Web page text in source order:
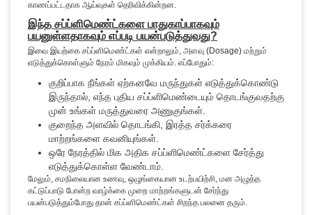
காணப்பட்டதாக ஆய்வுகள் தெரிவிக்கின்றன.
இந்த சப்ப்ளிமெண்ட்களை பாதுகாப்பாகவும்
பயனுள்ளதாகவும் எப்படி பயன்படுத்துவது?
இவை இயற்கை சப்ப்ளிமெண்ட்கள் என்றாலும், அளவு (Dosage) மற்றும்
எடுத்துக்கொள்ளும் நேரம் மிகவும் முக்கியம். எப்போதும்:
குறிப்பாக நீங்கள் ஏற்கனவே மருந்துகள் எடுத்துக்கொண்டு
இருந்தால், எந்த புதிய சப்ப்ளிமெண்டையும் தொடங்குவதற்கு
முன் உங்கள் மருத்துவரை அணுகுங்கள்.
குறைந்த அளவில் தொடங்கி, இரத்த சர்க்கரை
மாற்றங்களை கவனியுங்கள்.
ஒரே நேரத்தில் மிக அதிக சப்ப்ளிமெண்ட்களை சேர்த்து
எடுத்துக்கொள்ள வேண்டாம்.
மேலும், சமநிலையான உணவு, ஒழுங்கையான உடற்பயிற்சி, மன அழுத்த
கட்டுப்பாடு போன்ற வாழ்க்கை முறை மாற்றங்களுடன் சேர்ந்து
பயன்படுத்தும்போது தான் சப்ப்ளிமெண்ட்கள் சிறந்த பலனை தரும்.